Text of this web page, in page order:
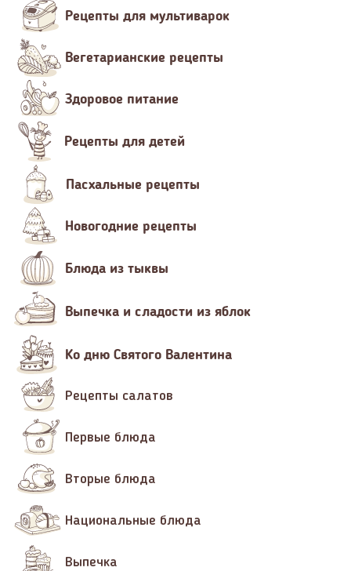
Рецепты для мультиварок
Вегетарианские рецепты
Здоровое питание
Рецепты для детей
Пасхальные рецепты
Новогодние рецепты
Блюда из тыквы
Выпечка и сладости из яблок
Ко дню Святого Валентина
Рецепты салатов
Первые блюда
Вторые блюда
Национальные блюда
Выпечка